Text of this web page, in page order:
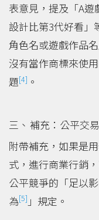
表意見，提及「A
設計比第3代好看」
角色名或遊戲作品
沒有當作商標來使
題[4] 。
補充：公平交
附帶補充，如果是
式，進行商業行銷
公平競爭的「足以
為[5] 」規定。